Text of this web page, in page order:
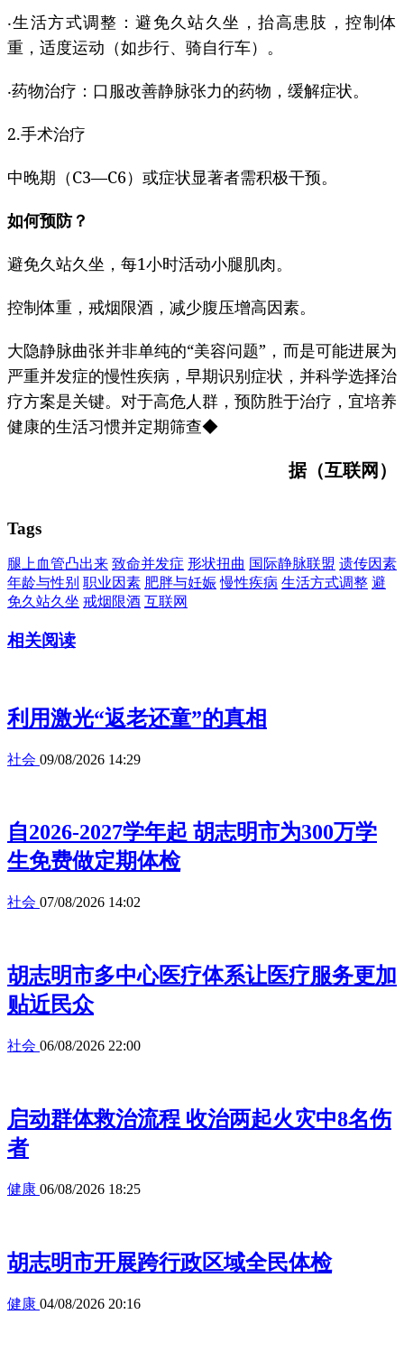
‧生活方式调整：避免久站久坐，抬高患肢，控制体
重，适度运动（如步行、骑自行车）。
‧药物治疗：口服改善静脉张力的药物，缓解症状。
2.手术治疗
中晚期（C3—C6）或症状显著者需积极干预。
如何预防？
避免久站久坐，每1小时活动小腿肌肉。
控制体重，戒烟限酒，减少腹压增高因素。
大隐静脉曲张并非单纯的“美容问题”，而是可能进展为
严重并发症的慢性疾病，早期识别症状，并科学选择治
疗方案是关键。对于高危人群，预防胜于治疗，宜培养
健康的生活习惯并定期筛查◆
据（互联网）
Tags
腿上血管凸出来 致命并发症 形状扭曲 国际静脉联盟 遗传因素
年龄与性别 职业因素 肥胖与妊娠 慢性疾病 生活方式调整 避
免久站久坐 戒烟限酒 互联网
相关阅读
利用激光“返老还童”的真相
社会 09/08/2026 14:29
自2026-2027学年起 胡志明市为300万学
生免费做定期体检
社会 07/08/2026 14:02
胡志明市多中心医疗体系让医疗服务更加
贴近民众
社会 06/08/2026 22:00
启动群体救治流程 收治两起火灾中8名伤
者
健康 06/08/2026 18:25
胡志明市开展跨行政区域全民体检
健康 04/08/2026 20:16